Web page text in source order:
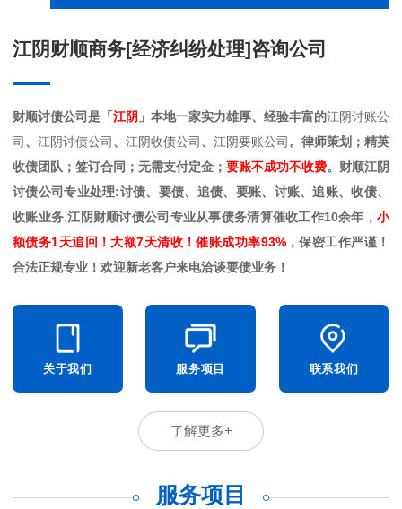
江阴财顺商务[经济纠纷处理]咨询公司
财顺讨债公司是「 江阴 」本地一家实力雄厚、经验丰富的江阴讨账公
司 、 江阴讨债公司 、 江阴收债公司 、 江阴要账公司 。律师策划；精英
收债团队；签订合同；无需支付定金； 要账不成功不收费。财顺江阴
讨债公司专业处理:讨债、要债、追债、要账、讨账、追账、收债、
收账业务.江阴财顺讨债公司专业从事债务清算催收工作10余年， 小
额债务1天追回！大额7天清收！催账成功率93%，保密工作严谨！
合法正规专业！欢迎新老客户来电洽谈要债业务！
关于我们 服务项目 联系我们
了解更多+
服务项目